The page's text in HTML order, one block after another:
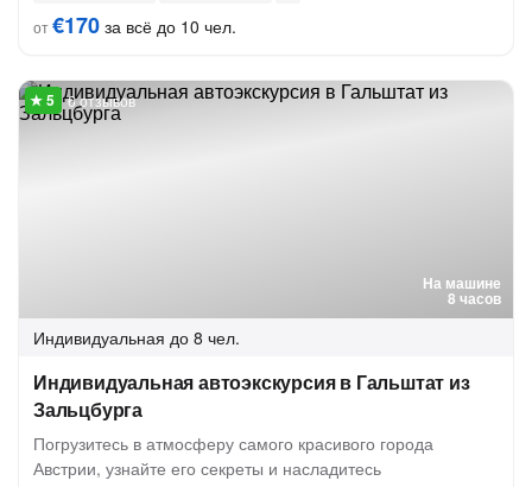
от€170 за всё до 10 чел.
На машине
8 часов
6 отзывов
Индивидуальная до 8 чел.
Индивидуальная автоэкскурсия в Гальштат из
Зальцбурга
Погрузитесь в атмосферу самого красивого города
Австрии, узнайте его секреты и насладитесь